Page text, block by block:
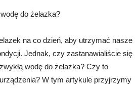
do żelazka?
na co dzień, aby utrzymać nasze
Jednak, czy zastanawialiście się
wodę do żelazka? Czy to
W tym artykule przyjrzymy